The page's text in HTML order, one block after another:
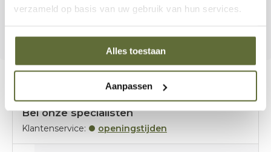
verzameld op basis van uw gebruik van hun services.
Alles toestaan
Aanpassen
Bel onze specialisten
Klantenservice: openingstijden